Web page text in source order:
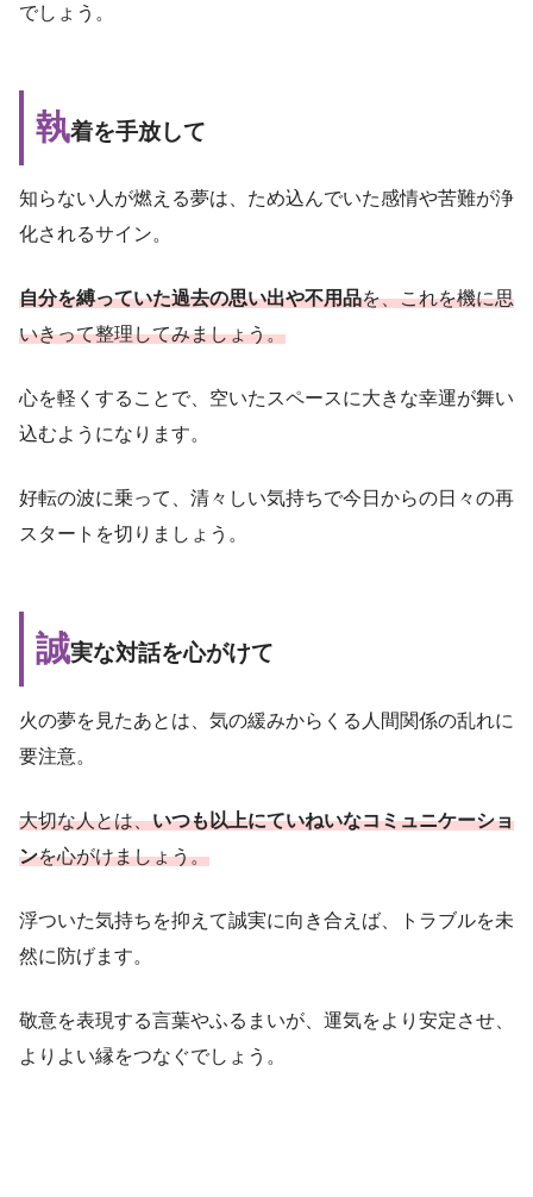
でしょう。
執着を手放して
知らない人が燃える夢は、ため込んでいた感情や苦難が浄
化されるサイン。
自分を縛っていた過去の思い出や不用品を、これを機に思
いきって整理してみましょう。
心を軽くすることで、空いたスペースに大きな幸運が舞い
込むようになります。
好転の波に乗って、清々しい気持ちで今日からの日々の再
スタートを切りましょう。
誠実な対話を心がけて
火の夢を見たあとは、気の緩みからくる人間関係の乱れに
要注意。
大切な人とは、いつも以上にていねいなコミュニケーショ
ンを心がけましょう。
浮ついた気持ちを抑えて誠実に向き合えば、トラブルを未
然に防げます。
敬意を表現する言葉やふるまいが、運気をより安定させ、
よりよい縁をつなぐでしょう。